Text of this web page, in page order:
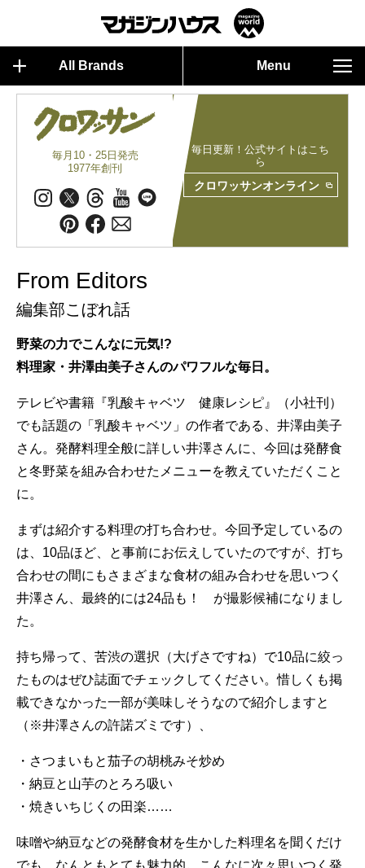
All Brands Menu
毎月10・25日発売
1977年創刊
毎日更新！公式サイトはこち
ら
クロワッサンオンライン
From Editors
編集部こぼれ話
野菜の力でこんなに元気!?
料理家・井澤由美子さんのパワフルな毎日。
テレビや書籍『乳酸キャベツ 健康レシピ』（小社刊）
でも話題の「乳酸キャベツ」の作者である、井澤由美子
さん。発酵料理全般に詳しい井澤さんに、今回は発酵食
と冬野菜を組み合わせたメニューを教えていただくこと
に。
まずは紹介する料理の打ち合わせ。今回予定しているの
は、10品ほど、と事前にお伝えしていたのですが、打ち
合わせの間にもさまざまな食材の組み合わせを思いつく
井澤さん、最終的には24品も！ が撮影候補になりまし
た。
持ち帰って、苦渋の選択（大げさですね）で10品に絞っ
たものはぜひ誌面でチェックしてください。惜しくも掲
載できなかった一部が美味しそうなので紹介しますと
（※井澤さんの許諾ズミです）、
・さつまいもと茄子の胡桃みそ炒め
・納豆と山芋のとろろ吸い
・焼きいちじくの田楽……
味噌や納豆などの発酵食材を生かした料理名を聞くだけ
でも、なんともとても魅力的。こんなに次々思いつく発